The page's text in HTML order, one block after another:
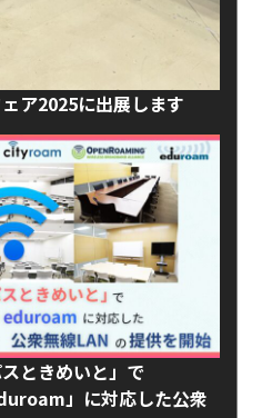
ア2025に出展します
ときめいと」で
」に対応した公衆